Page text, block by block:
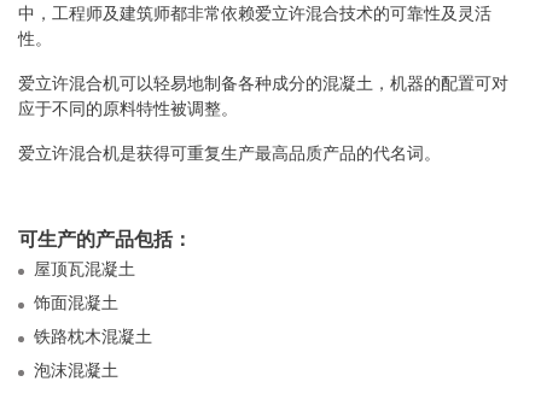
中，工程师及建筑师都非常依赖爱立许混合技术的可靠性及灵活
性。
爱立许混合机可以轻易地制备各种成分的混凝土，机器的配置可对
应于不同的原料特性被调整。
爱立许混合机是获得可重复生产最高品质产品的代名词。
可生产的产品包括：
屋顶瓦混凝土
饰面混凝土
铁路枕木混凝土
泡沫混凝土